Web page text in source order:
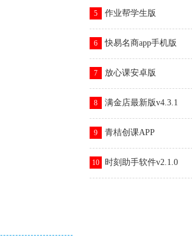
5 作业帮学生版
6 快易名商app手机版
7 放心课安卓版
8 满金店最新版v4.3.1
9 青桔创课APP
10 时刻助手软件v2.1.0